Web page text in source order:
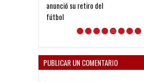
anunció su retiro del
fútbol
PUBLICAR UN COMENTARIO